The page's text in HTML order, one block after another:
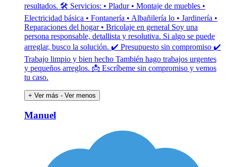
resultados. 🛠 Servicios: • Pladur • Montaje de muebles •
Electricidad básica • Fontanería • Albañilería lo • Jardinería •
Reparaciones del hogar • Bricolaje en general Soy una
persona responsable, detallista y resolutiva. Si algo se puede
arreglar, busco la solución. ✔ Presupuesto sin compromiso ✔
Trabajo limpio y bien hecho También hago trabajos urgentes
y pequeños arreglos. 📩 Escríbeme sin compromiso y vemos
tu caso.
+ Ver más - Ver menos
Manuel